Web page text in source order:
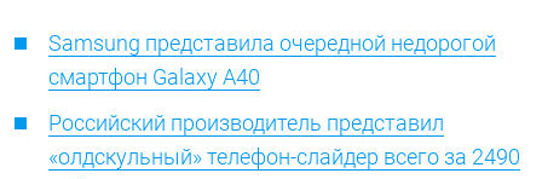
Samsung представила очередной недорогой
смартфон Galaxy A40
Российский производитель представил
«олдскульный» телефон-слайдер всего за 2490